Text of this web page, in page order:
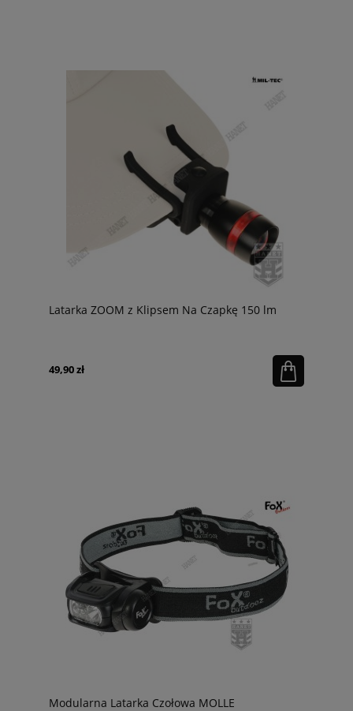
Latarka ZOOM z Klipsem Na Czapkę 150 lm
49,90 zł
Modularna Latarka Czołowa MOLLE